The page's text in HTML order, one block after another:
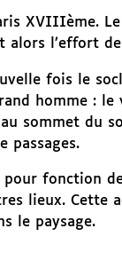
XVIIIème.
alors l’effort
fois le
homme :
au sommet du
passages.
fonction de
lieux.
le paysage.